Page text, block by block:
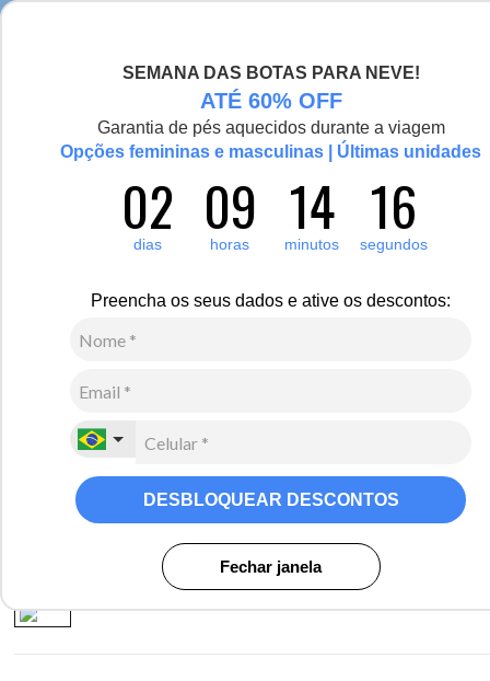
SEMANA DAS BOTAS PARA NEVE!
ATÉ 60% OFF
Garantia de pés aquecidos durante a viagem
Opções femininas e masculinas | Últimas unidades
02
dias 09
horas 14
minutos 16
segundos
Preencha os seus dados e ative os descontos:
DESBLOQUEAR DESCONTOS
Fechar janela
Calçados Botas
Avaliações
Bota Feminina Montaria de couro com cadarço
forrada em pelo de lã sintética Bruxelas Ref.:873
00
Ver Parcelas
(5% OFF no PIX/Boleto)
Couro liso Preto